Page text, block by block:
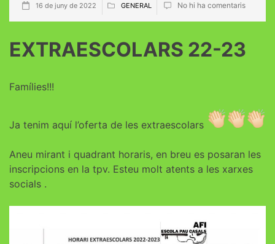
16 de juny de 2022 GENERAL No hi ha comentaris
EXTRAESCOLARS 22-23
Famílies!!!
Ja tenim aquí l’oferta de les extraescolars
Aneu mirant i quadrant horaris, en breu es posaran les
inscripcions en la tpv. Esteu molt atents a les xarxes
socials .